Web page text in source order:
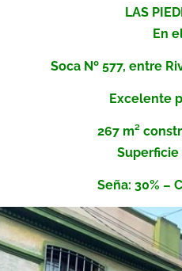
LAS
En
Soca Nº 577, entre
Excelente
267 m²
Superficie
Seña: 30% –